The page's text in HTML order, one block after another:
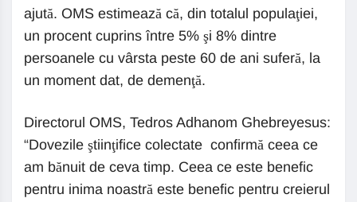
ajută. OMS estimează că, din totalul populaţiei,
un procent cuprins între 5% şi 8% dintre
persoanele cu vârsta peste 60 de ani suferă, la
un moment dat, de demenţă.
Directorul OMS, Tedros Adhanom Ghebreyesus:
“Dovezile ştiinţifice colectate confirmă ceea ce
am bănuit de ceva timp. Ceea ce este benefic
pentru inima noastră este benefic pentru creierul